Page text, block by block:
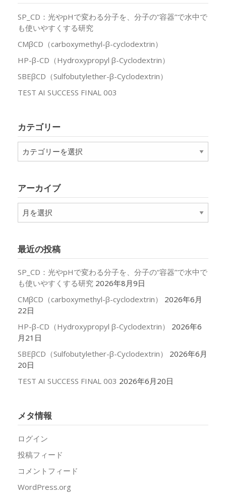
SP_CD：光やpHで変わる分子を、分子の“容器”で水中で
も使いやすくする研究
CMβCD（carboxymethyl-β-cyclodextrin）
HP-β-CD（Hydroxypropyl β-Cyclodextrin）
SBEβCD（Sulfobutylether-β-Cyclodextrin）
TEST AI SUCCESS FINAL 003
カテゴリー
テ
ー
アーカイブ
ア
ー
ブ
最近の投稿
SP_CD：光やpHで変わる分子を、分子の“容器”で水中で
も使いやすくする研究 2026年8月9日
CMβCD（carboxymethyl-β-cyclodextrin）
2026年6月
22日
HP-β-CD（Hydroxypropyl β-Cyclodextrin）
2026年6
月21日
SBEβCD（Sulfobutylether-β-Cyclodextrin）
2026年6月
20日
TEST AI SUCCESS FINAL 003 2026年6月20日
メタ情報
ログイン
投稿フィード
コメントフィード
WordPress.org